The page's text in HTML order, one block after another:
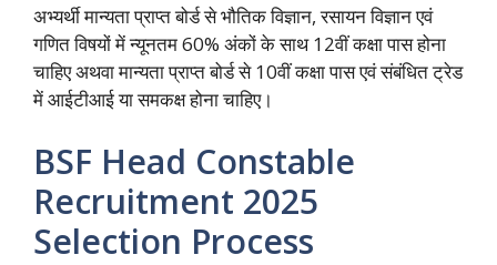
अभ्यर्थी मान्यता प्राप्त बोर्ड से भौतिक विज्ञान, रसायन विज्ञान एवं
गणित विषयों में न्यूनतम 60% अंकों के साथ 12वीं कक्षा पास होना
चाहिए अथवा मान्यता प्राप्त बोर्ड से 10वीं कक्षा पास एवं संबंधित ट्रेड
में आईटीआई या समकक्ष होना चाहिए।
BSF Head Constable
Recruitment 2025
Selection Process